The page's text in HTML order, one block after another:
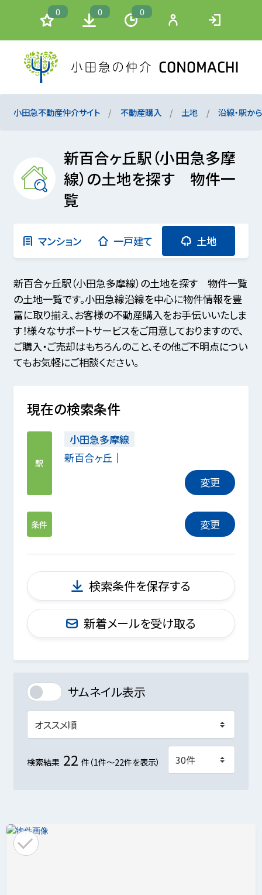
0 0 0
小田急不動産仲介サイト 不動産購入 土地 沿線・駅か
新百合ヶ丘駅（小田急多摩
線）の土地を探す 物件一
覧
マンション 一戸建て 土地
新百合ヶ丘駅（小田急多摩線）の土地を探す 物件一覧
の土地一覧です。小田急線沿線を中心に物件情報を豊
富に取り揃え、お客様の不動産購入をお手伝いいたしま
す！様々なサポートサービスをご用意しておりますので、
ご購入・ご売却はもちろんのこと、その他ご不明点につい
てもお気軽にご相談ください。
現在の検索条件
駅
小田急多摩線
新百合ヶ丘
変更
条件 変更
検索条件を保存する
新着メールを受け取る
サムネイル表示
検索結果 22 件（1件～22件を表示）